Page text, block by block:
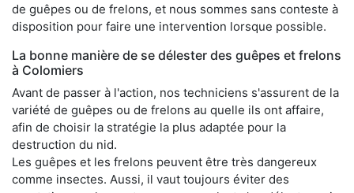
de guêpes ou de frelons, et nous sommes sans conteste à
disposition pour faire une intervention lorsque possible.
La bonne manière de se délester des guêpes et frelons
à Colomiers
Avant de passer à l'action, nos techniciens s'assurent de la
variété de guêpes ou de frelons au quelle ils ont affaire,
afin de choisir la stratégie la plus adaptée pour la
destruction du nid.
Les guêpes et les frelons peuvent être très dangereux
comme insectes. Aussi, il vaut toujours éviter des